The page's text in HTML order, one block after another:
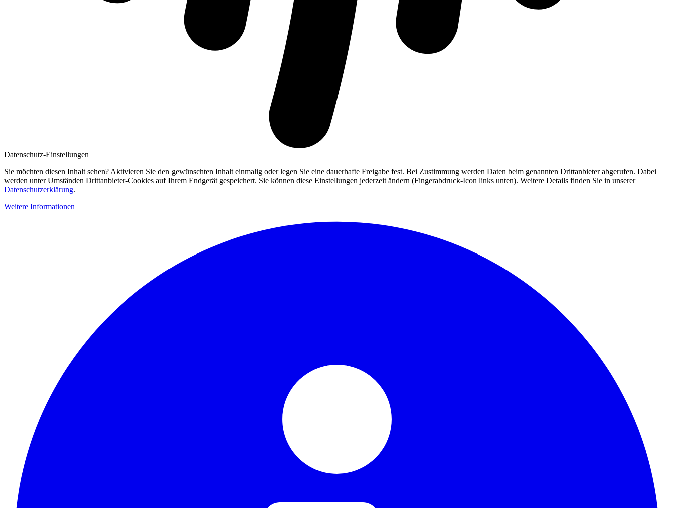
Datenschutz-Einstellungen
Sie möchten diesen Inhalt sehen? Aktivieren Sie den gewünschten Inhalt einmalig oder legen Sie eine dauerhafte Freigabe fest. Bei Zustimmung werden Daten beim genannten Drittanbieter abgerufen. Dabei
werden unter Umständen Drittanbieter-Cookies auf Ihrem Endgerät gespeichert. Sie können diese Einstellungen jederzeit ändern (Fingerabdruck-Icon links unten). Weitere Details finden Sie in unserer
Datenschutzerklärung.
Weitere Informationen